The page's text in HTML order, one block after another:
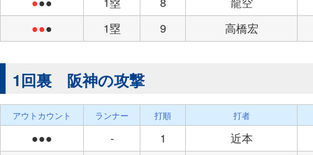
●●● 1塁 9 高橋宏
1回裏 阪神の攻撃
アウトカウント ランナー 打順 打者
●●● - 1
近本